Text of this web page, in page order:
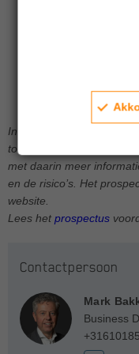
In het verleden behaalde
toekomst. Voor dit
met daarin meer
en de risico’s. Het
website.
Lees het prospectus
Contactpersoon
Mark
Business